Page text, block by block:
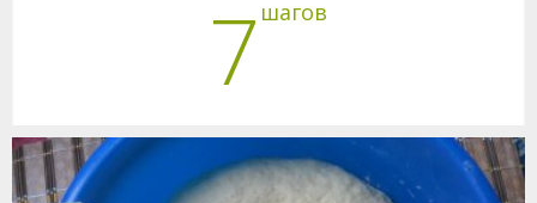
7 шагов